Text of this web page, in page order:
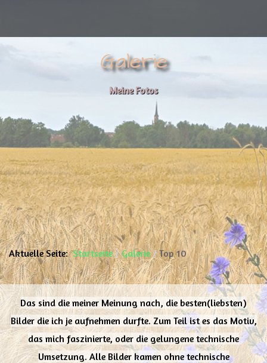
Galerie
Meine Fotos
Aktuelle Seite:Startseite Galerie Top 10
Das sind die meiner Meinung nach, die besten(liebsten)
Bilder die ich je aufnehmen durfte. Zum Teil ist es das Motiv,
das mich faszinierte, oder die gelungene technische
Umsetzung. Alle Bilder kamen ohne technische